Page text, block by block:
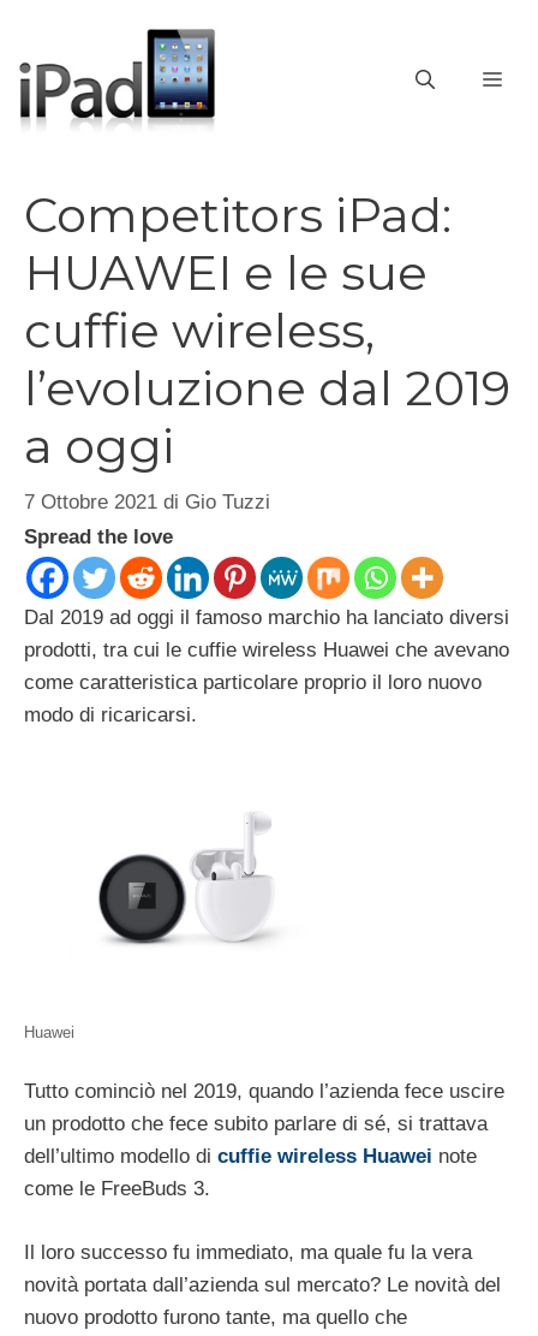
contenuto
Competitors iPad:
HUAWEI e le sue
cuffie wireless,
l’evoluzione dal 2019
a oggi
7 Ottobre 2021 di Gio Tuzzi
Spread the love
Dal 2019 ad oggi il famoso marchio ha lanciato diversi
prodotti, tra cui le cuffie wireless Huawei che avevano
come caratteristica particolare proprio il loro nuovo
modo di ricaricarsi.
Huawei
Tutto cominciò nel 2019, quando l’azienda fece uscire
un prodotto che fece subito parlare di sé, si trattava
dell’ultimo modello di cuffie wireless Huawei note
come le FreeBuds 3.
Il loro successo fu immediato, ma quale fu la vera
novità portata dall’azienda sul mercato? Le novità del
nuovo prodotto furono tante, ma quello che